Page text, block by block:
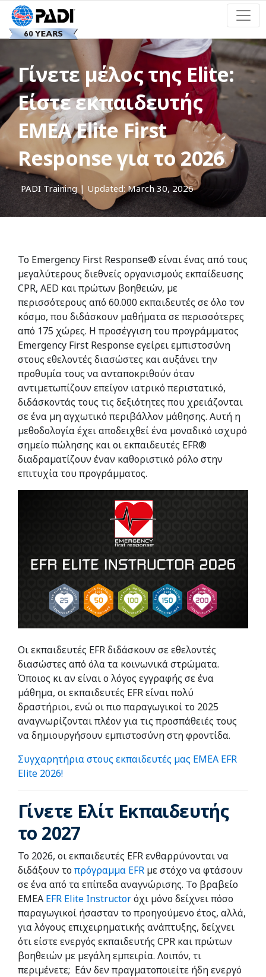
Γίνετε μέλος της Elite:
Είστε εκπαιδευτής
EMEA Elite First
Response για το 2026
PADI Training | Updated: March 30, 2026
Το Emergency First Response® είναι ένας από τους
μεγαλύτερους διεθνείς οργανισμούς εκπαίδευσης
CPR, AED και πρώτων βοηθειών, με
περισσότερους από 60.000 εκπαιδευτές σε όλο τον
κόσμο, που διδάσκουν μαθήματα σε περισσότερες
από 175 χώρες. Η προσέγγιση του προγράμματος
Emergency First Response εγείρει εμπιστοσύνη
στους εθελοντές διασώστες και αυξάνει την
προθυμία τους να ανταποκριθούν όταν
αντιμετωπίζουν επείγον ιατρικό περιστατικό,
διδάσκοντάς τους τις δεξιότητες που χρειάζονται
σε ένα μη αγχωτικό περιβάλλον μάθησης. Αυτή η
μεθοδολογία έχει αποδειχθεί ένα μοναδικό ισχυρό
σημείο πώλησης και οι εκπαιδευτές EFR®
διαδραματίζουν έναν καθοριστικό ρόλο στην
επιτυχία του προγράμματος.
Οι εκπαιδευτές EFR διδάσκουν σε εθελοντές
διασώστες από όλα τα κοινωνικά στρώματα.
Όποιος κι αν είναι ο λόγος εγγραφής σε ένα
μάθημα, οι εκπαιδευτές EFR είναι πολύ
δραστήριοι, ενώ οι πιο παραγωγικοί το 2025
αναγνωρίζονται πλέον για τις προσπάθειές τους
να δημιουργήσουν εμπιστοσύνη στη φροντίδα.
Συγχαρητήρια στους εκπαιδευτές μας EMEA EFR
Elite 2026!
Γίνετε Ελίτ Εκπαιδευτής
το 2027
Το 2026, οι εκπαιδευτές EFR ενθαρρύνονται να
διδάξουν τοπρόγραμμα EFR με στόχο να φτάσουν
σε ένα από τα επίπεδα αναγνώρισης. Το βραβείο
EMEA EFR Elite Instructorόχι μόνο δείχνει πόσο
παραγωγικοί ήσασταν το προηγούμενο έτος, αλλά,
για λόγους επιχειρηματικής ανάπτυξης, δείχνει
ότι είστε ενεργός εκπαιδευτής CPR και πρώτων
βοηθειών με μεγάλη εμπειρία. Λοιπόν, τι
περιμένετε; Εάν δεν πραγματοποιείτε ήδη ενεργό